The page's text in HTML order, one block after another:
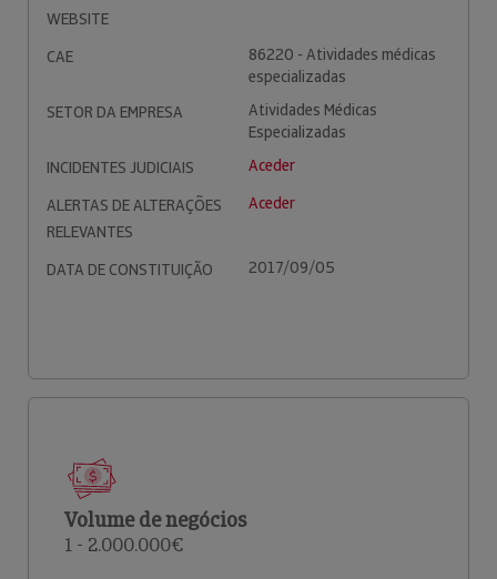
WEBSITE
CAE
86220 - Atividades médicas
especializadas
SETOR DA EMPRESA
Atividades Médicas
Especializadas
INCIDENTES JUDICIAIS
Aceder
ALERTAS DE ALTERAÇÕES
RELEVANTES
Aceder
DATA DE CONSTITUIÇÃO 2017/09/05
Volume de negócios
1 - 2.000.000€